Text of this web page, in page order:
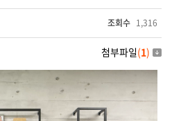
조회수 1,316
첨부파일(1)